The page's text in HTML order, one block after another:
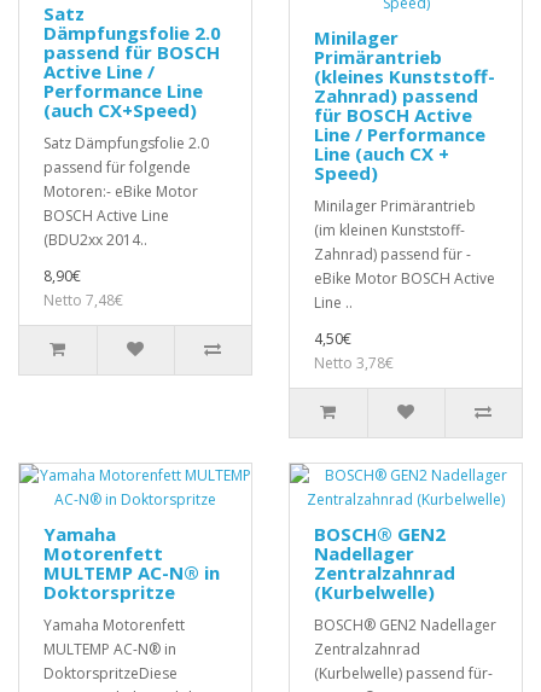
Satz
Dämpfungsfolie 2.0
passend für BOSCH
Active Line /
Performance Line
(auch CX+Speed)
Satz Dämpfungsfolie 2.0
passend für folgende
Motoren:- eBike Motor
BOSCH Active Line
(BDU2xx 2014..
8,90€
Netto 7,48€
Minilager
Primärantrieb
(kleines Kunststoff-
Zahnrad) passend
für BOSCH Active
Line / Performance
Line (auch CX +
Speed)
Minilager Primärantrieb
(im kleinen Kunststoff-
Zahnrad) passend für -
eBike Motor BOSCH Active
Line ..
4,50€
Netto 3,78€
Yamaha
Motorenfett
MULTEMP AC-N® in
Doktorspritze
Yamaha Motorenfett
MULTEMP AC-N® in
DoktorspritzeDiese
BOSCH® GEN2
Nadellager
Zentralzahnrad
(Kurbelwelle)
BOSCH® GEN2 Nadellager
Zentralzahnrad
(Kurbelwelle) passend für-